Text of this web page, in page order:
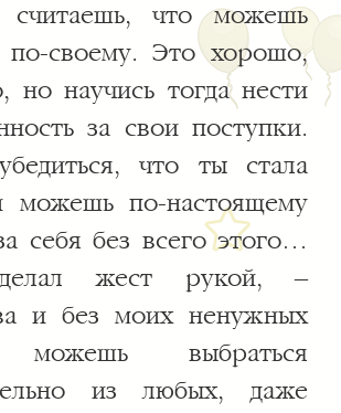
считаешь, что можешь
по-своему. Это хорошо,
но научись тогда нести
за свои поступки.
что ты стала
можешь по-настоящему
себя без всего этого…
жест рукой, –
и без моих ненужных
можешь выбраться
из любых, даже